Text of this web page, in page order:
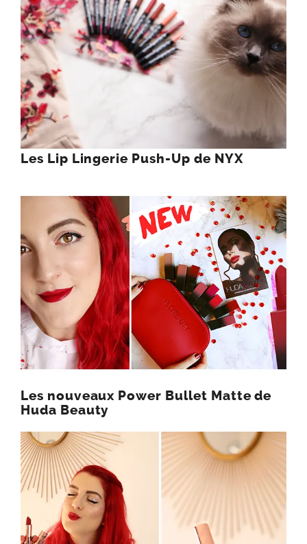
Les Lip Lingerie Push-Up de NYX
Les nouveaux Power Bullet Matte de
Huda Beauty